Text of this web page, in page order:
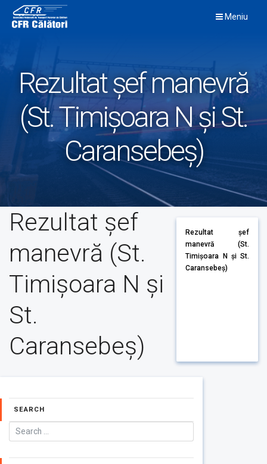
content
Meniu
Rezultat șef manevră
(St. Timișoara N și St.
Caransebeș)
Rezultat șef
manevră (St.
Timișoara N și
St.
Caransebeș)
Rezultat șef
manevră (St.
Timișoara N și St.
Caransebeș)
SEARCH